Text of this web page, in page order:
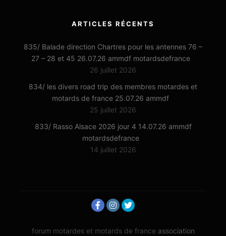
ARTICLES RÉCENTS
835/ Balade direction Chartres pour les antennes 76 –
27 – 28 et 45 26.07.26 ammdf motardsdefrance
26 juillet 2026
834/ les divers road trip des membres motardes et
motards de france 25.07.26 ammdf
25 juillet 2026
833/ Rasso Alsace 2026 jour 4 14.07.26 ammdf
motardsdefrance
14 juillet 2026
forum motardes et motards de france association